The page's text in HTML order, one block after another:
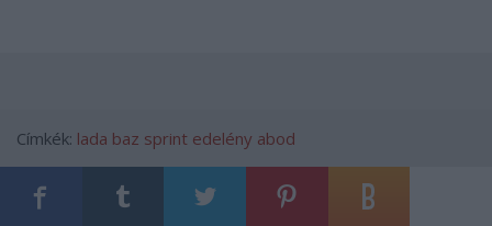
Címkék: lada baz sprint edelény abod